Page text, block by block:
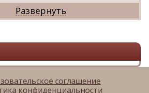
соглашение
конфиденциальности